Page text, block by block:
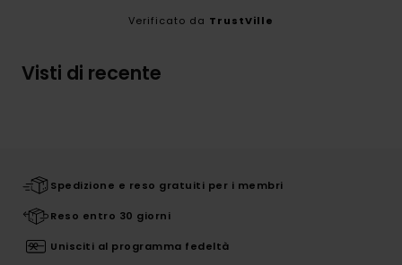
Verificato da TrustVille
Visti di recente
Spedizione e reso gratuiti per i membri
Reso entro 30 giorni
Unisciti al programma fedeltà